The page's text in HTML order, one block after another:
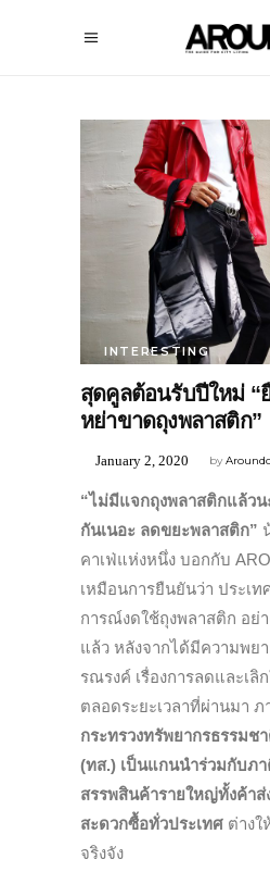
INTERESTING
สุดคูลต้อนรับปีใหม่ “
หย่าขาดถุงพลาสติก”
by
January 2, 2020
“ไม่มีแจกถุงพลาสติกแล้วน
กันเนอะ ลดขยะพลาสติก”
คาเฟ่แห่งหนึ่ง บอกกับ
เหมือนการยืนยันว่า ประเท
การณ์งดใช้ถุงพลาสติก อย่
แล้ว หลังจากได้มีความพย
รณรงค์ เรื่องการลดและเลิ
ตลอดระยะเวลาที่ผ่านมา ภ
กระทรวงทรัพยากรธรรมช
(ทส.) เป็นแกนนำร่วมกับภ
สรรพสินค้ารายใหญ่ทั้งค้าส่
สะดวกซื้อทั่วประเทศ ต่างใ
จริงจัง